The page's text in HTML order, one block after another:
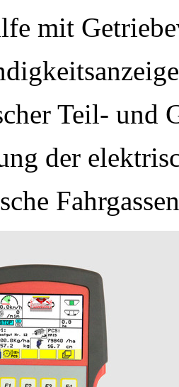
mit
Teil- und
der